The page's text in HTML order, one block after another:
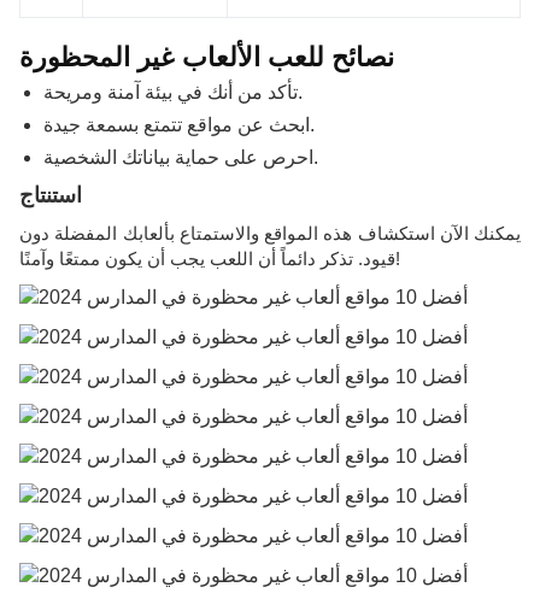
نصائح للعب الألعاب غير المحظورة
تأكد من أنك في بيئة آمنة ومريحة.
ابحث عن مواقع تتمتع بسمعة جيدة.
احرص على حماية بياناتك الشخصية.
استنتاج
يمكنك الآن استكشاف هذه المواقع والاستمتاع بألعابك المفضلة دون
قيود. تذكر دائماً أن اللعب يجب أن يكون ممتعًا وآمنًا!